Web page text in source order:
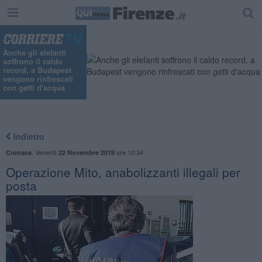
Anche gli elefanti
soffrono il caldo
record, a Budapest
vengono rinfrescati
con getti d'acqua
Indietro
Cronaca Venerdì 22 Novembre 2019ore 10:34
Operazione Mito, anabolizzanti illegali per
posta